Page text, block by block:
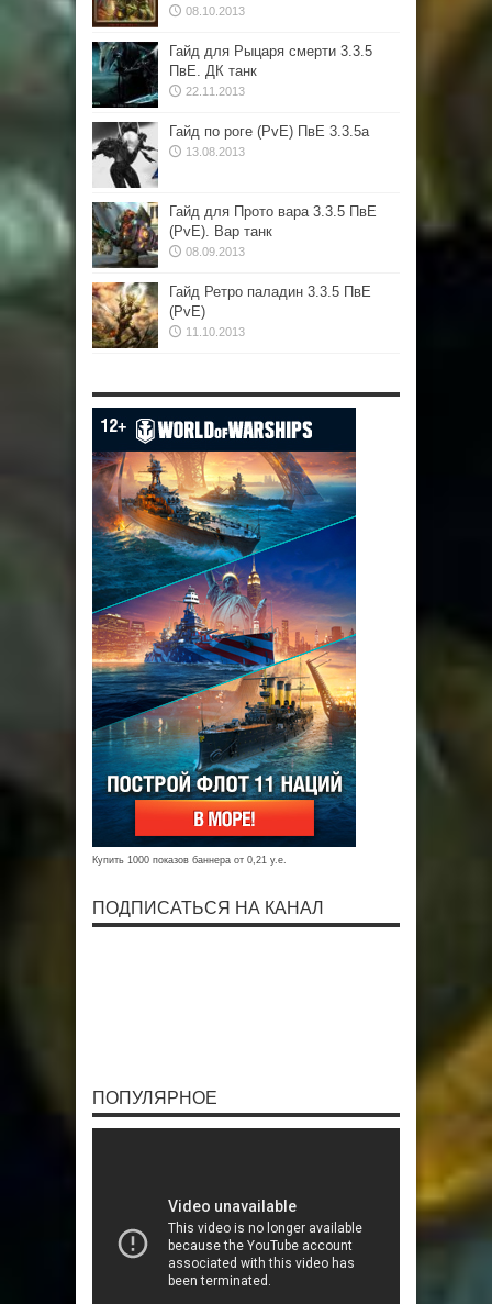
08.10.2013
Гайд для Рыцаря смерти 3.3.5
ПвЕ. ДК танк
22.11.2013
Гайд по роге (PvE) ПвЕ 3.3.5а
13.08.2013
Гайд для Прото вара 3.3.5 ПвЕ
(PvE). Вар танк
08.09.2013
Гайд Ретро паладин 3.3.5 ПвЕ
(PvE)
11.10.2013
Купить 1000 показов баннера от 0,21 у.е.
ПОДПИСАТЬСЯ НА КАНАЛ
ПОПУЛЯРНОЕ